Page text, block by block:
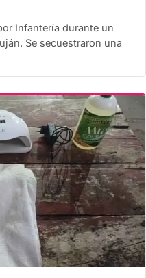
Infantería durante un
Se secuestraron una